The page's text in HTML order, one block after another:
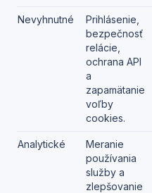
Nevyhnutné
Prihlásenie,
bezpečnosť
relácie,
ochrana API
a
zapamätanie
voľby
cookies.
Analytické
Meranie
používania
služby a
zlepšovanie